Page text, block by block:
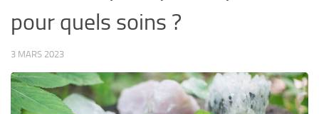
pour quels soins ?
3 MARS 2023